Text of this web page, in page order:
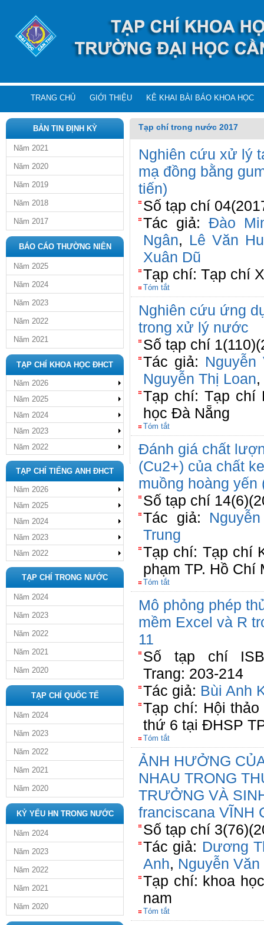
TRANG CHỦ GIỚI THIỆU KÊ KHAI BÀI BÁO KHOA HỌC
BẢN TIN ĐỊNH KỲ
Năm 2021
Năm 2020
Năm 2019
Năm 2018
Năm 2017
BÁO CÁO THƯỜNG NIÊN
Năm 2025
Năm 2024
Năm 2023
Năm 2022
Năm 2021
TẠP CHÍ KHOA HỌC ĐHCT
Năm 2026
Năm 2025
Năm 2024
Năm 2023
Năm 2022
TẠP CHÍ TIẾNG ANH ĐHCT
Năm 2026
Năm 2025
Năm 2024
Năm 2023
Năm 2022
TẠP CHÍ TRONG NƯỚC
Năm 2024
Năm 2023
Năm 2022
Năm 2021
Năm 2020
TẠP CHÍ QUỐC TẾ
Năm 2024
Năm 2023
Năm 2022
Năm 2021
Năm 2020
KỶ YẾU HN TRONG NƯỚC
Năm 2024
Năm 2023
Năm 2022
Năm 2021
Năm 2020
Tạp chí trong nước 2017
Nghiên cứu xử lý
mạ đồng bằng
tiến)
Số tạp chí
Tác giả:Đào
Ngân, Lê Văn
Xuân Dũ
Tạp chí: Tạp chí
Tóm tắt
Nghiên cứu ứng
trong xử lý nước
Số tạp chí
Tác giả: Nguyễn
Nguyễn Thị Loan,
Tạp chí: Tạp chí
học Đà Nẵng
Tóm tắt
Đánh giá chất
(Cu2+) của chất
muồng hoàng yến
Số tạp chí
Tác giả:
Trung
Tạp chí: Tạp chí
phạm TP. Hồ Chí
Tóm tắt
Mô phỏng phép
mềm Excel và R
11
Số tạp chí
Trang: 203-214
Tác giả: Bùi Anh
Tạp chí: Hội
thứ 6 tại ĐHSP
Tóm tắt
ẢNH HƯỞNG
NHAU TRONG
TRƯỞNG VÀ
franciscana VĨNH
Số tạp chí
Tác giả: Dương
Anh, Nguyễn Văn
Tạp chí: khoa
nam
Tóm tắt